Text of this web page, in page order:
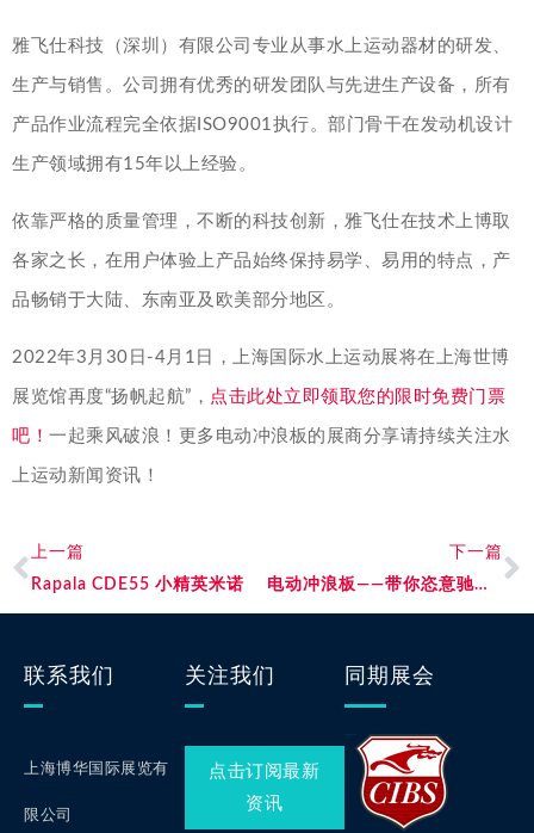
雅飞仕科技（深圳）有限公司专业从事水上运动器材的研发、
生产与销售。公司拥有优秀的研发团队与先进生产设备，所有
产品作业流程完全依据ISO9001执行。部门骨干在发动机设计
生产领域拥有15年以上经验。
依靠严格的质量管理，不断的科技创新，雅飞仕在技术上博取
各家之长，在用户体验上产品始终保持易学、易用的特点，产
品畅销于大陆、东南亚及欧美部分地区。
2022年3月30日-4月1日，上海国际水上运动展将在上海世博
展览馆再度“扬帆起航”， 点击此处立即领取您的限时免费门票
吧！ 一起乘风破浪！更多电动冲浪板的展商分享请持续关注水
上运动新闻资讯！
上一篇
Rapala CDE55 小精英米诺
下一篇
电动冲浪板——带你恣意驰骋，无风起浪（下）
联系我们
上海博华国际展览有
限公司
关注我们
点击订阅最新
资讯
同期展会